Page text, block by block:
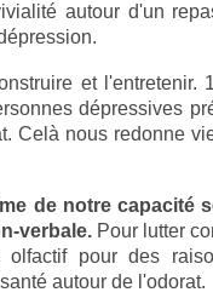
autour d'un
et l'entretenir.
dépressives
Celà nous redonne
de notre capacité
verbale. Pour lutter
pour des
autour de l'odorat.